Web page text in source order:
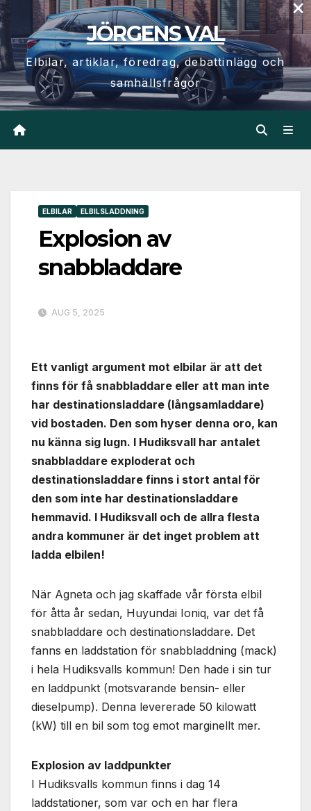
Hoppa
till
innehåll
JÖRGENS VAL
Elbilar, artiklar, föredrag, debattinlägg och
samhällsfrågor
ELBILAR ELBILSLADDNING
Explosion av
snabbladdare
AUG 5, 2025
Ett vanligt argument mot elbilar är att det
finns för få snabbladdare eller att man inte
har destinationsladdare (långsamladdare)
vid bostaden. Den som hyser denna oro, kan
nu känna sig lugn. I Hudiksvall har antalet
snabbladdare exploderat och
destinationsladdare finns i stort antal för
den som inte har destinationsladdare
hemmavid. I Hudiksvall och de allra flesta
andra kommuner är det inget problem att
ladda elbilen!
När Agneta och jag skaffade vår första elbil
för åtta år sedan, Huyundai Ioniq, var det få
snabbladdare och destinationsladdare. Det
fanns en laddstation för snabbladdning (mack)
i hela Hudiksvalls kommun! Den hade i sin tur
en laddpunkt (motsvarande bensin- eller
dieselpump). Denna levererade 50 kilowatt
(kW) till en bil som tog emot marginellt mer.
Explosion av laddpunkter
I Hudiksvalls kommun finns i dag 14
laddstationer, som var och en har flera
×